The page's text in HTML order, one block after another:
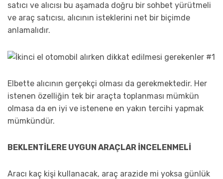
satıcı ve alıcısı bu aşamada doğru bir sohbet yürütmeli
ve araç satıcısı, alıcının isteklerini net bir biçimde
anlamalıdır.
Elbette alıcının gerçekçi olması da gerekmektedir. Her
istenen özelliğin tek bir araçta toplanması mümkün
olmasa da en iyi ve istenene en yakın tercihi yapmak
mümkündür.
BEKLENTİLERE UYGUN ARAÇLAR İNCELENMELİ
Aracı kaç kişi kullanacak, araç arazide mi yoksa günlük